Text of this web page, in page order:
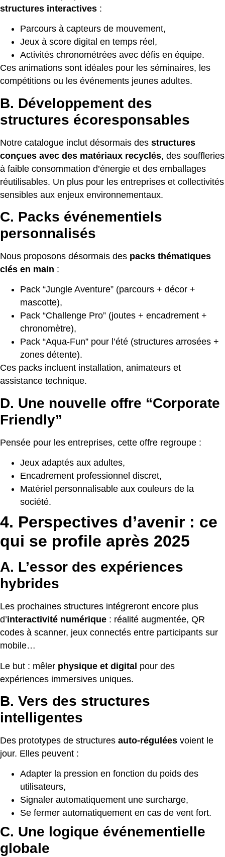
structures interactives :
Parcours à capteurs de mouvement,
Jeux à score digital en temps réel,
Activités chronométrées avec défis en équipe.
Ces animations sont idéales pour les séminaires, les
compétitions ou les événements jeunes adultes.
B. Développement des
structures écoresponsables
Notre catalogue inclut désormais des structures
conçues avec des matériaux recyclés, des souffleries
à faible consommation d’énergie et des emballages
réutilisables. Un plus pour les entreprises et collectivités
sensibles aux enjeux environnementaux.
C. Packs événementiels
personnalisés
Nous proposons désormais des packs thématiques
clés en main :
Pack “Jungle Aventure” (parcours + décor +
mascotte),
Pack “Challenge Pro” (joutes + encadrement +
chronomètre),
Pack “Aqua-Fun” pour l’été (structures arrosées +
zones détente).
Ces packs incluent installation, animateurs et
assistance technique.
D. Une nouvelle offre “Corporate
Friendly”
Pensée pour les entreprises, cette offre regroupe :
Jeux adaptés aux adultes,
Encadrement professionnel discret,
Matériel personnalisable aux couleurs de la
société.
4. Perspectives d’avenir : ce
qui se profile après 2025
A. L’essor des expériences
hybrides
Les prochaines structures intégreront encore plus
d’interactivité numérique : réalité augmentée, QR
codes à scanner, jeux connectés entre participants sur
mobile…
Le but : mêler physique et digital pour des
expériences immersives uniques.
B. Vers des structures
intelligentes
Des prototypes de structures auto-régulées voient le
jour. Elles peuvent :
Adapter la pression en fonction du poids des
utilisateurs,
Signaler automatiquement une surcharge,
Se fermer automatiquement en cas de vent fort.
C. Une logique événementielle
globale